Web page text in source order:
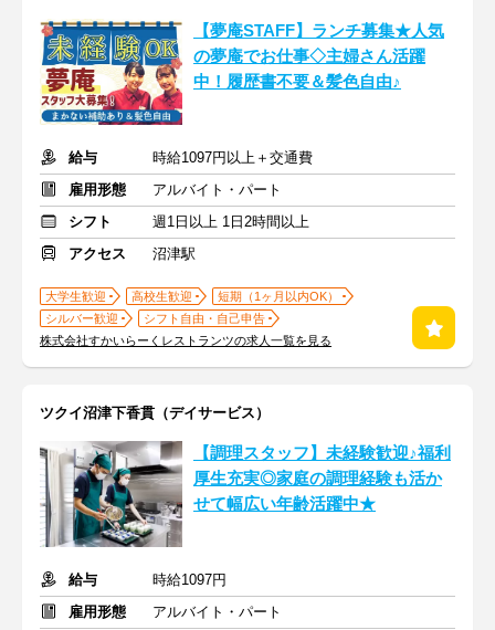
【夢庵STAFF】ランチ募集★人気
の夢庵でお仕事◇主婦さん活躍
中！履歴書不要＆髪色自由♪
給与
時給1097円以上＋交通費
雇用形態
アルバイト・パート
シフト
週1日以上 1日2時間以上
アクセス
沼津駅
大学生歓迎 高校生歓迎
短期（1ヶ月以内OK）
シルバー歓迎
シフト自由・自己申告
株式会社すかいらーくレストランツの求人一覧を見る
ツクイ沼津下香貫（デイサービス）
【調理スタッフ】未経験歓迎♪福利
厚生充実◎家庭の調理経験も活か
せて幅広い年齢活躍中★
給与
時給1097円
雇用形態
アルバイト・パート